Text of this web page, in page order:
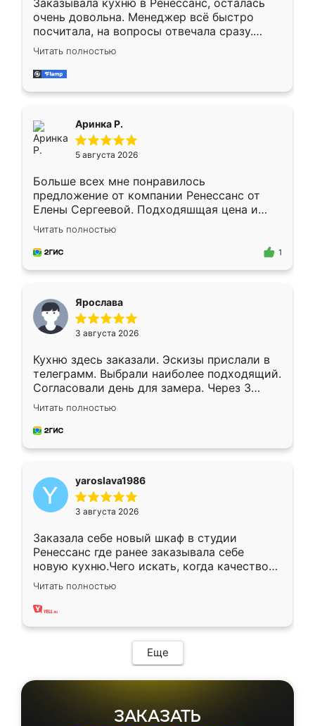
Заказывала кухню в Ренессанс, осталась
очень довольна. Менеджер всё быстро
посчитала, на вопросы отвечала сразу.
Замерщик приехал в субботу, подошёл к
делу со всей ответственностью. Собрали
за день, ребята работали аккуратно, даже
Читать полностью
Аринка Р.
5 августа 2026
Больше всех мне понравилось
предложение от компании Ренессанс от
Елены Сергеевой. Подходяшщая цена и
короткие сроки изготовления. Приехавший
для замера сотрудник Владислав
предложил по моему эскизу самый
Читать полностью
1
Ярослава
3 августа 2026
Кухню здесь заказали. Эскизы прислали в
телеграмм. Выбрали наиболее подходящий.
Согласовали день для замера. Через 3
недели кухня была уже готова. Остались
довольны работой. Спасибо Ренессанс
мебель за качественную работу!
Читать полностью
yaroslava1986
3 августа 2026
Заказала себе новый шкаф в студии
Ренессанс где ранее заказывала себе
новую кухню.Чего искать, когда качеством
вполне довольна. Служит кухня уже почти
два года, нареканий нет.
Читать полностью
Еще
ЗАКАЗАТЬ